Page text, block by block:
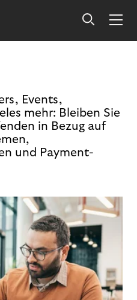
Events,
mehr: Bleiben Sie
in Bezug auf
und Payment-